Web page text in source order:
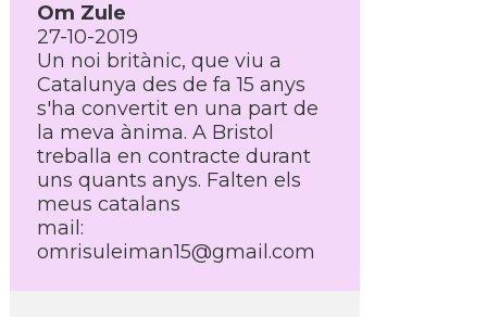
Om Zule
27-10-2019
Un noi britànic, que viu a
Catalunya des de fa 15 anys
s'ha convertit en una part de
la meva ànima. A Bristol
treballa en contracte durant
uns quants anys. Falten els
meus catalans
mail:
omrisuleiman15@gmail.com